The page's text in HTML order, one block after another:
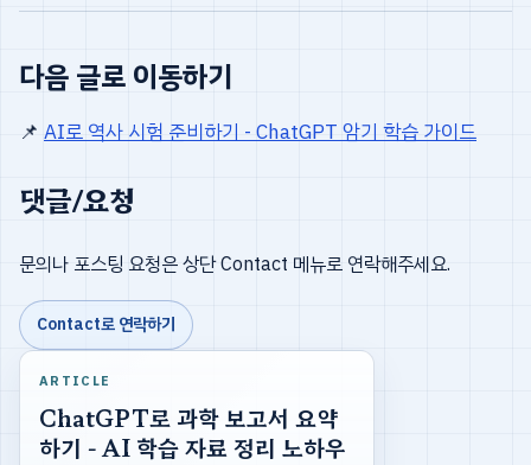
다음 글로 이동하기
📌 AI로 역사 시험 준비하기 - ChatGPT 암기 학습 가이드
댓글/요청
문의나 포스팅 요청은 상단 Contact 메뉴로 연락해주세요.
Contact로 연락하기
ARTICLE
ChatGPT로 과학 보고서 요약
하기 - AI 학습 자료 정리 노하우